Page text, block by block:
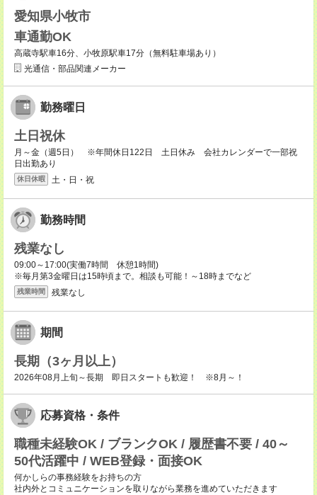
愛知県小牧市
車通勤OK
高蔵寺駅車16分、小牧原駅車17分（無料駐車場あり）
光通信・部品関連メーカー
勤務曜日
土日祝休
月～金（週5日） ※年間休日122日 土日休み 会社カレンダーで一部祝
日出勤あり
休日休暇 土・日・祝
勤務時間
残業なし
09:00～17:00(実働7時間 休憩1時間)
※毎月第3金曜日は15時頃まで。相談も可能！～18時までなど
残業時間 残業なし
期間
長期（3ヶ月以上）
2026年08月上旬～長期 即日スタートも歓迎！ ※8月～！
応募資格・条件
職種未経験OK / ブランクOK / 履歴書不要 / 40～
50代活躍中 / WEB登録・面接OK
何かしらの事務経験をお持ちの方
社内外とコミュニケーションを取りながら業務を進めていただきます